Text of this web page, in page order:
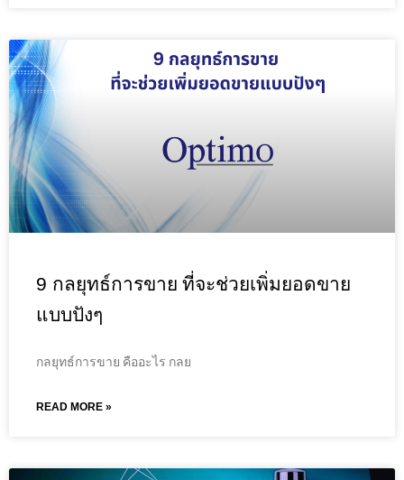
9 กลยุทธ์การขาย ที่จะช่วยเพิ่มยอดขาย
แบบปังๆ
กลยุทธ์การขาย คืออะไร กลย
READ MORE »